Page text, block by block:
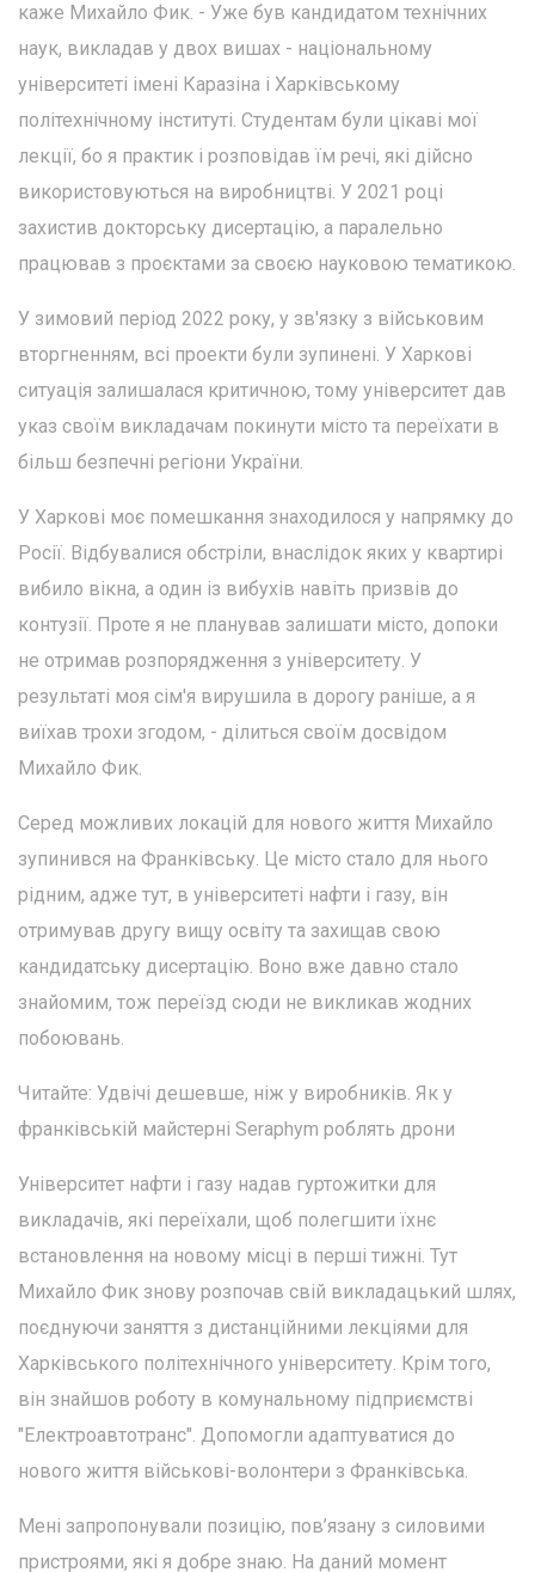
каже Михайло Фик. - Уже був кандидатом технічних
наук, викладав у двох вишах - національному
університеті імені Каразіна і Харківському
політехнічному інституті. Студентам були цікаві мої
лекції, бо я практик і розповідав їм речі, які дійсно
використовуються на виробництві. У 2021 році
захистив докторську дисертацію, а паралельно
працював з проєктами за своєю науковою тематикою.
У зимовий період 2022 року, у зв'язку з військовим
вторгненням, всі проекти були зупинені. У Харкові
ситуація залишалася критичною, тому університет дав
указ своїм викладачам покинути місто та переїхати в
більш безпечні регіони України.
У Харкові моє помешкання знаходилося у напрямку до
Росії. Відбувалися обстріли, внаслідок яких у квартирі
вибило вікна, а один із вибухів навіть призвів до
контузії. Проте я не планував залишати місто, допоки
не отримав розпорядження з університету. У
результаті моя сім'я вирушила в дорогу раніше, а я
виїхав трохи згодом, - ділиться своїм досвідом
Михайло Фик.
Серед можливих локацій для нового життя Михайло
зупинився на Франківську. Це місто стало для нього
рідним, адже тут, в університеті нафти і газу, він
отримував другу вищу освіту та захищав свою
кандидатську дисертацію. Воно вже давно стало
знайомим, тож переїзд сюди не викликав жодних
побоювань.
Читайте: Удвічі дешевше, ніж у виробників. Як у
франківській майстерні Seraphym роблять дрони
Університет нафти і газу надав гуртожитки для
викладачів, які переїхали, щоб полегшити їхнє
встановлення на новому місці в перші тижні. Тут
Михайло Фик знову розпочав свій викладацький шлях,
поєднуючи заняття з дистанційними лекціями для
Харківського політехнічного університету. Крім того,
він знайшов роботу в комунальному підприємстві
"Електроавтотранс". Допомогли адаптуватися до
нового життя військові-волонтери з Франківська.
Мені запропонували позицію, пов’язану з силовими
пристроями, які я добре знаю. На даний момент